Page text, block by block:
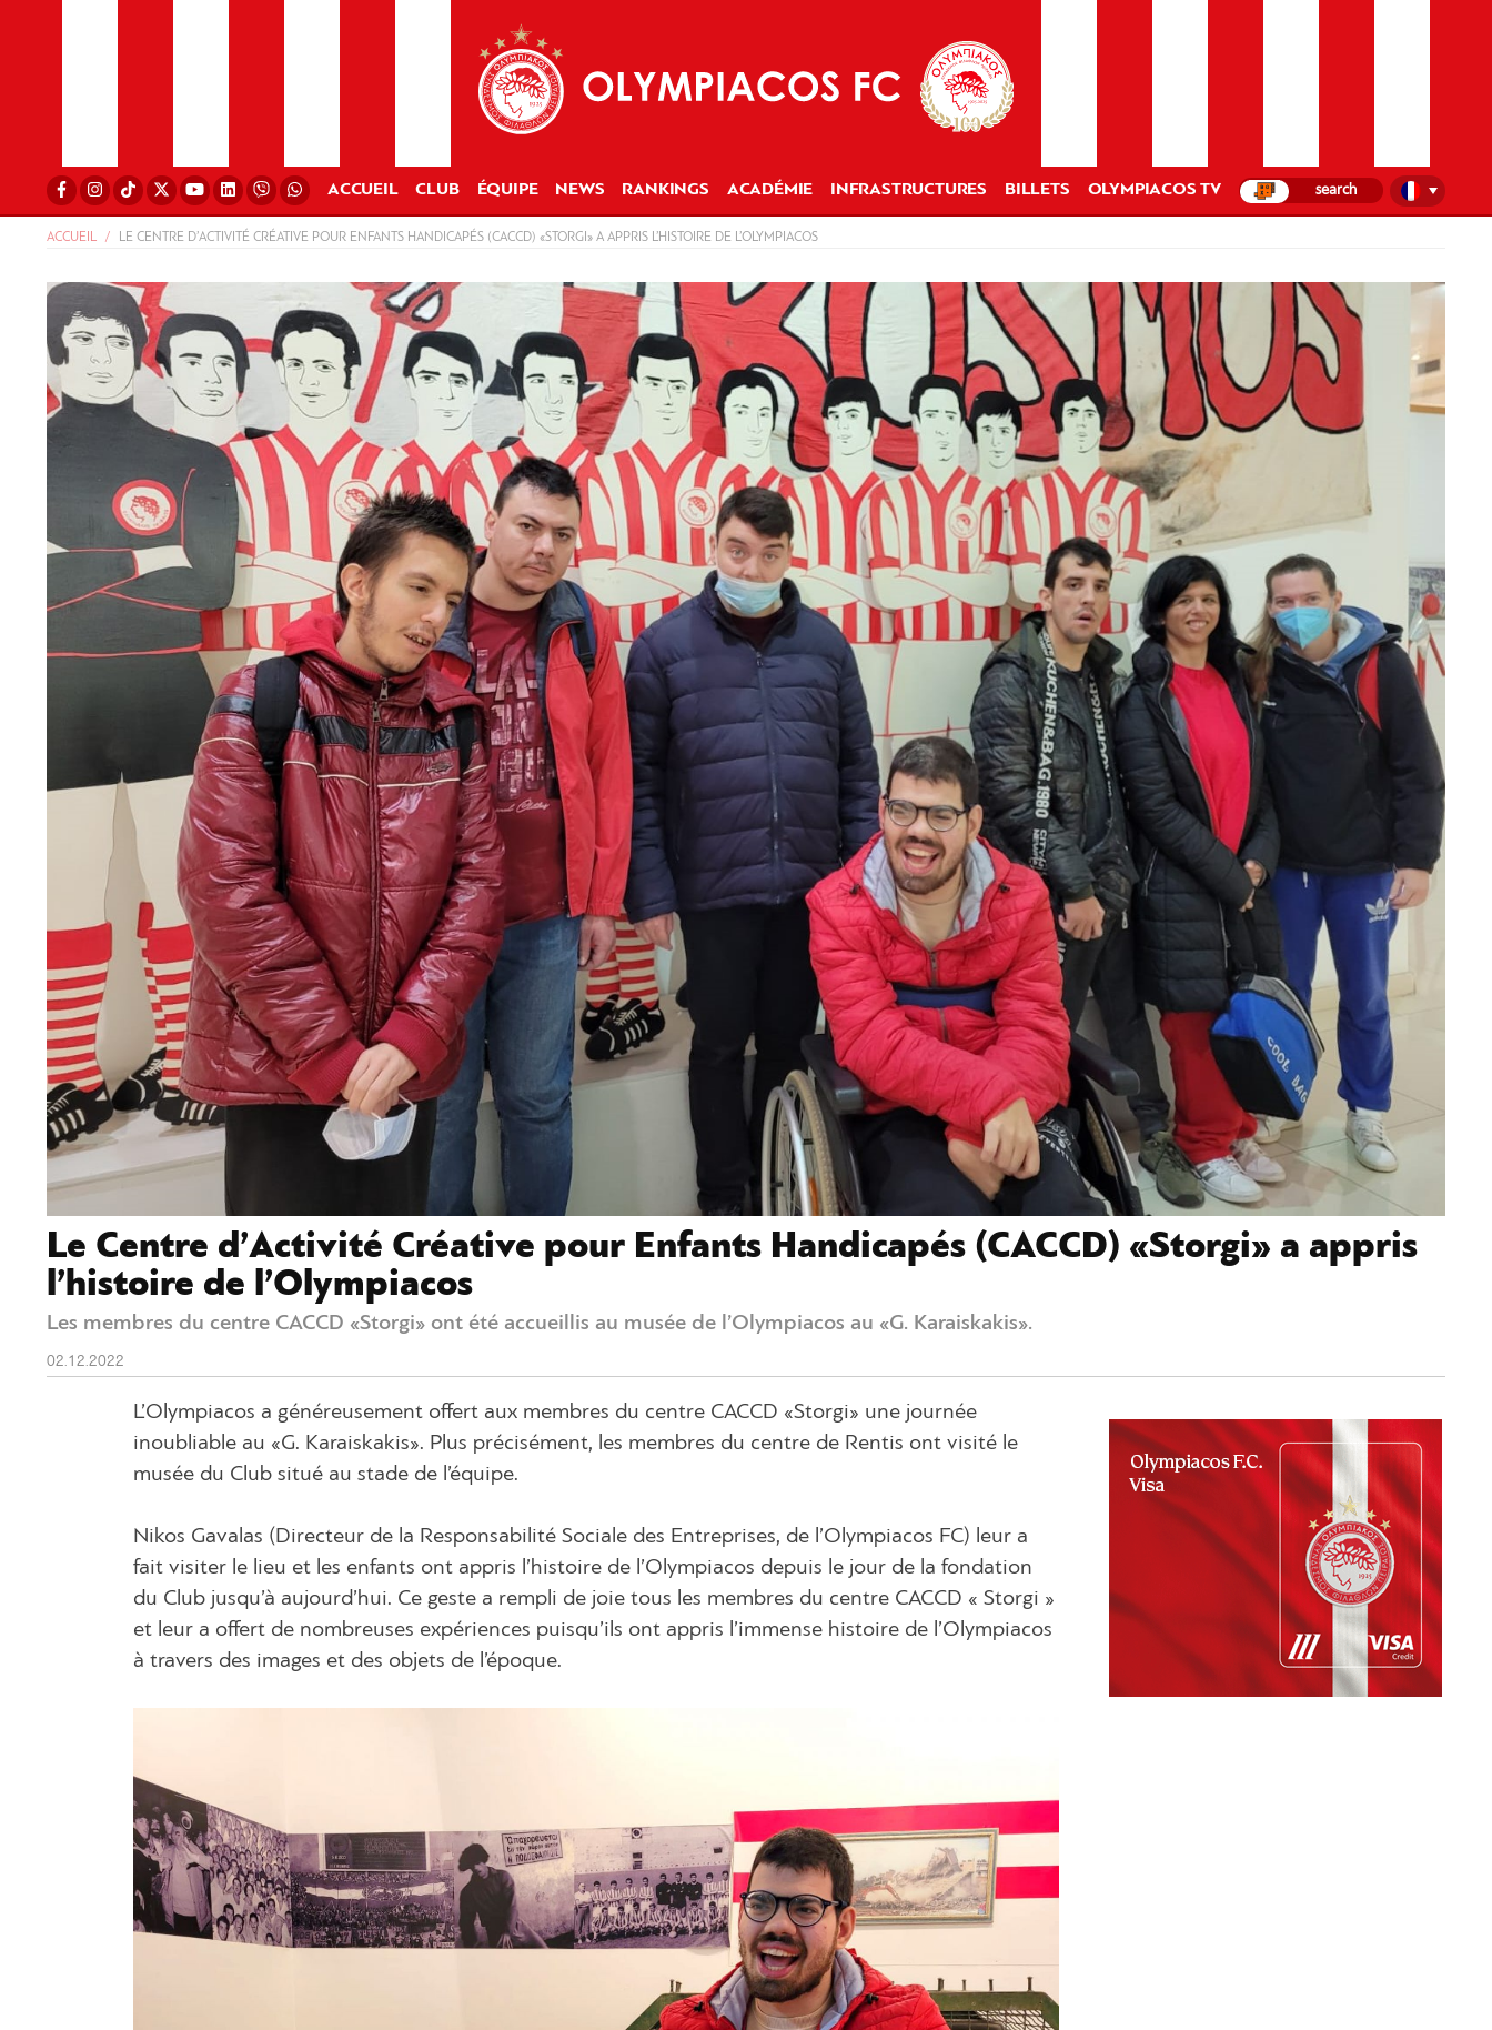
ACCUEIL CLUB ÉQUIPE NEWS RANKINGS ACADÉMIE INFRASTRUCTURES BILLETS OLYMPIACOS TV
ACCUEIL LE CENTRE D’ACTIVITÉ CRÉATIVE POUR ENFANTS HANDICAPÉS (CACCD) «STORGI» A APPRIS L’HISTOIRE DE L’OLYMPIACOS
Le Centre d’Activité Créative pour Enfants Handicapés (CACCD) «Storgi» a appris
l’histoire de l’Olympiacos
Les membres du centre CACCD «Storgi» ont été accueillis au musée de l’Olympiacos au «G. Karaiskakis».
02.12.2022
L’Olympiacos a généreusement offert aux membres du centre CACCD «Storgi» une journée
inoubliable au «G. Karaiskakis». Plus précisément, les membres du centre de Rentis ont visité le
musée du Club situé au stade de l’équipe.
Nikos Gavalas (Directeur de la Responsabilité Sociale des Entreprises, de l’Olympiacos FC) leur a
fait visiter le lieu et les enfants ont appris l’histoire de l’Olympiacos depuis le jour de la fondation
du Club jusqu’à aujourd’hui. Ce geste a rempli de joie tous les membres du centre CACCD « Storgi »
et leur a offert de nombreuses expériences puisqu’ils ont appris l’immense histoire de l’Olympiacos
à travers des images et des objets de l’époque.